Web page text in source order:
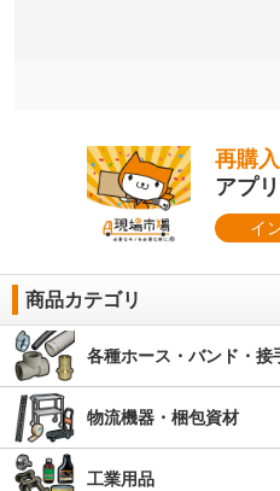
再購
アプ
イ
商品カテゴリ
各種ホース・バンド・接
物流機器・梱包資材
工業用品